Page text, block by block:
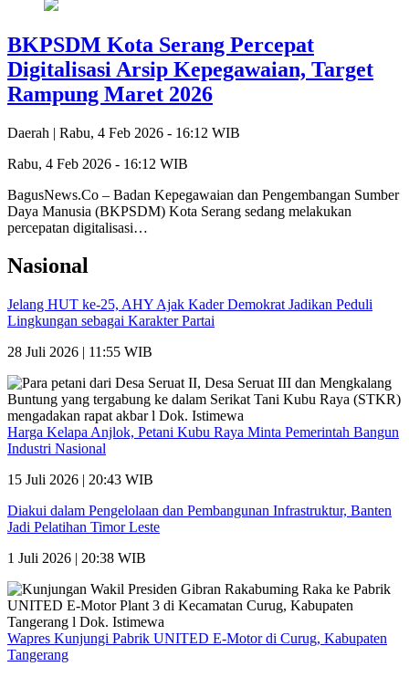
BKPSDM Kota Serang Percepat
Digitalisasi Arsip Kepegawaian, Target
Rampung Maret 2026
Daerah | Rabu, 4 Feb 2026 - 16:12 WIB
Rabu, 4 Feb 2026 - 16:12 WIB
BagusNews.Co – Badan Kepegawaian dan Pengembangan Sumber
Daya Manusia (BKPSDM) Kota Serang sedang melakukan
percepatan digitalisasi…
Nasional
Jelang HUT ke-25, AHY Ajak Kader Demokrat Jadikan Peduli
Lingkungan sebagai Karakter Partai
28 Juli 2026 | 11:55 WIB
Harga Kelapa Anjlok, Petani Kubu Raya Minta Pemerintah Bangun
Industri Nasional
15 Juli 2026 | 20:43 WIB
Diakui dalam Pengelolaan dan Pembangunan Infrastruktur, Banten
Jadi Pelatihan Timor Leste
1 Juli 2026 | 20:38 WIB
Wapres Kunjungi Pabrik UNITED E-Motor di Curug, Kabupaten
Tangerang